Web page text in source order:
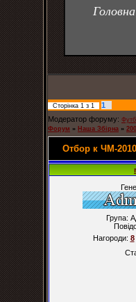
Головна
Сторінка 1 з 1
1
Модератор форуму:
Форум » Наша Збірна »
Отбор к ЧМ-
Група:
Нагороди: 8